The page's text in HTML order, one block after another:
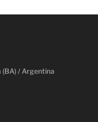
(BA) / Argentina